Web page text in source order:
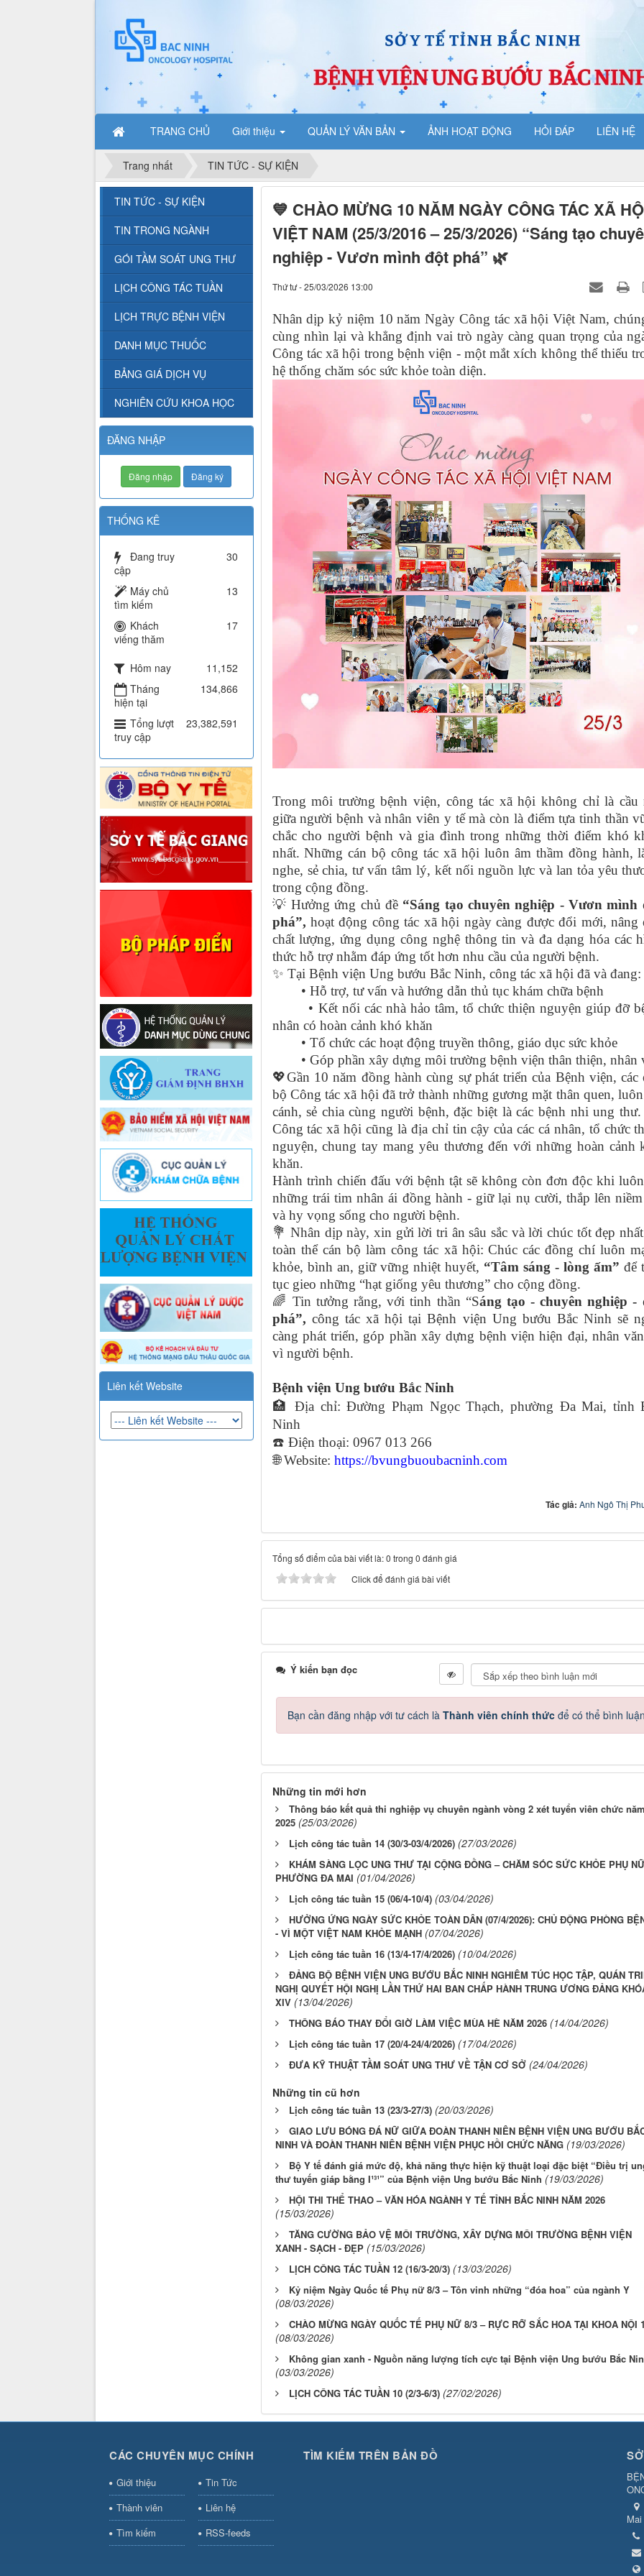
TRANG CHỦ Giới thiệu QUẢN LÝ VĂN BẢN ẢNH HOẠT ĐỘNG HỎI ĐÁP LIÊN HỆ
Trang nhất TIN TỨC - SỰ KIỆN
💙 CHÀO MỪNG 10 NĂM NGÀY CÔNG TÁC XÃ
VIỆT NAM (25/3/2016 – 25/3/2026) “Sáng tạo
nghiệp - Vươn mình đột phá” 🌿
Thứ tư - 25/03/2026 13:00
Nhân dịp kỷ niệm 10 năm Ngày Công tác xã hội Việt Nam,
cùng nhìn lại và khẳng định vai trò ngày càng quan trọng của
Công tác xã hội trong bệnh viện -một mắt xích không thể thiếu
hệ thống chăm sóc sức khỏe toàn diện.
Trong môi trường bệnh viện, công tác xã hội không chỉ là cầu
giữa người bệnh và nhân viên y tế mà còn là điểm tựa tinh thần
chắc cho người bệnh và gia đình trong những thời điểm khó
nhất. Những cán bộ công tác xã hội luôn âm thầm đồng hành,
nghe, sẻ chia, tư vấn tâm lý, kết nối nguồn lực và lan tỏa yêu
trong cộng đồng.
💡 Hưởng ứng chủ đề “Sáng tạo chuyên nghiệp - Vươn mình
phá”, hoạt động công tác xã hội ngày càng được đổi mới, nâng
chất lượng, ứng dụng công nghệ thông tin và đa dạng hóa các
thức hỗ trợ nhằm đáp ứng tốt hơn nhu cầu của người bệnh.
✨ Tại Bệnh viện Ung bướu Bắc Ninh, công tác xã hội đã và đang:
• Hỗ trợ, tư vấn và hướng dẫn thủ tục khám chữa bệnh
• Kết nối các nhà hảo tâm, tổ chức thiện nguyện giúp đỡ
nhân có hoàn cảnh khó khăn
• Tổ chức các hoạt động truyền thông, giáo dục sức khỏe
• Góp phần xây dựng môi trường bệnh viện thân thiện, nhân
💖Gần 10 năm đồng hành cùng sự phát triển của Bệnh viện, các
bộ Công tác xã hội đã trở thành những gương mặt thân quen, luôn
cánh, sẻ chia cùng người bệnh, đặc biệt là các bệnh nhi ung
Công tác xã hội cũng là địa chỉ tin cậy của các cá nhân, tổ chức
nguyện, chung tay mang yêu thương đến với những hoàn cảnh
khăn.
Hành trình chiến đấu với bệnh tật sẽ không còn đơn độc khi
những trái tim nhân ái đồng hành -giữ lại nụ cười, thắp lên
và hy vọng sống cho người bệnh.
💐 Nhân dịp này, xin gửi lời tri ân sâu sắc và lời chúc tốt đẹp
toàn thể cán bộ làm công tác xã hội: Chúc các đồng chí luôn
khỏe, bình an, giữ vững nhiệt huyết, “Tâm sáng- lòng ấm” để
tục gieo những “hạt giống yêu thương” cho cộng đồng.
🌈 Tin tưởng rằng, với tinh thần “Sáng tạo -chuyên nghiệp-
phá”, công tác xã hội tại Bệnh viện Ung bướu Bắc Ninh sẽ
càng phát triển, góp phần xây dựng bệnh viện hiện đại, nhân
vì người bệnh.
Bệnh viện Ung bướu Bắc Ninh
🏥
Địa chỉ: Đường Phạm Ngọc Thạch, phường Đa Mai, tỉnh
Ninh
☎️ Điện thoại: 0967 013 266
🌐Website: https://bvungbuoubacninh.com
Tác giả:Anh Ngô Thị
Tổng số điểm của bài viết là: 0 trong 0 đánh giá
Click để đánh giá bài viết
Ý kiến bạn đọc
Bạn cần đăng nhập với tư cách là Thành viên chính thứcđể có thể bình luận
Những tin mới hơn
Thông báo kết quả thi nghiệp vụ chuyên ngành vòng 2 xét tuyển viên chức năm
2025 (25/03/2026)
Lịch công tác tuần 14 (30/3-03/4/2026) (27/03/2026)
KHÁM SÀNG LỌC UNG THƯ TẠI CỘNG ĐỒNG – CHĂM SÓC SỨC KHỎE PHỤ
PHƯỜNG ĐA MAI (01/04/2026)
Lịch công tác tuần 15 (06/4-10/4) (03/04/2026)
HƯỞNG ỨNG NGÀY SỨC KHỎE TOÀN DÂN (07/4/2026): CHỦ ĐỘNG PHÒNG
- VÌ MỘT VIỆT NAM KHỎE MẠNH (07/04/2026)
Lịch công tác tuần 16 (13/4-17/4/2026) (10/04/2026)
ĐẢNG BỘ BỆNH VIỆN UNG BƯỚU BẮC NINH NGHIÊM TÚC HỌC TẬP, QUÁN
NGHỊ QUYẾT HỘI NGHỊ LẦN THỨ HAI BAN CHẤP HÀNH TRUNG ƯƠNG ĐẢNG
XIV (13/04/2026)
THÔNG BÁO THAY ĐỔI GIỜ LÀM VIỆC MÙA HÈ NĂM 2026 (14/04/2026)
Lịch công tác tuần 17 (20/4-24/4/2026) (17/04/2026)
ĐƯA KỸ THUẬT TẦM SOÁT UNG THƯ VỀ TẬN CƠ SỞ (24/04/2026)
Những tin cũ hơn
Lịch công tác tuần 13 (23/3-27/3) (20/03/2026)
GIAO LƯU BÓNG ĐÁ NỮ GIỮA ĐOÀN THANH NIÊN BỆNH VIỆN UNG BƯỚU
NINH VÀ ĐOÀN THANH NIÊN BỆNH VIỆN PHỤC HỒI CHỨC NĂNG (19/03/2026)
Bộ Y tế đánh giá mức độ, khả năng thực hiện kỹ thuật loại đặc biệt “Điều trị
thư tuyến giáp bằng I¹³¹” của Bệnh viện Ung bướu Bắc Ninh (19/03/2026)
HỘI THI THỂ THAO – VĂN HÓA NGÀNH Y TẾ TỈNH BẮC NINH NĂM 2026
(15/03/2026)
TĂNG CƯỜNG BẢO VỆ MÔI TRƯỜNG, XÂY DỰNG MÔI TRƯỜNG BỆNH VIỆN
XANH - SẠCH - ĐẸP (15/03/2026)
LỊCH CÔNG TÁC TUẦN 12 (16/3-20/3) (13/03/2026)
Kỷ niệm Ngày Quốc tế Phụ nữ 8/3 – Tôn vinh những “đóa hoa” của ngành Y
(08/03/2026)
CHÀO MỪNG NGÀY QUỐC TẾ PHỤ NỮ 8/3 – RỰC RỠ SẮC HOA TẠI KHOA NỘI 1
(08/03/2026)
Không gian xanh - Nguồn năng lượng tích cực tại Bệnh viện Ung bướu Bắc
(03/03/2026)
LỊCH CÔNG TÁC TUẦN 10 (2/3-6/3) (27/02/2026)
TIN TỨC - SỰ KIỆN
TIN TRONG NGÀNH
GÓI TẦM SOÁT UNG THƯ
LỊCH CÔNG TÁC TUẦN
LỊCH TRỰC BỆNH VIỆN
DANH MỤC THUỐC
BẢNG GIÁ DỊCH VỤ
NGHIÊN CỨU KHOA HỌC
ĐĂNG NHẬP
Đăng nhập Đăng ký
THỐNG KÊ
Đang truy
cập
30
Máy chủ
tìm kiếm
13
Khách
viếng thăm
17
Hôm nay
11,152
Tháng
hiện tại
134,866
Tổng lượt
truy cập
23,382,591
Liên kết Website
CÁC CHUYÊN MỤC CHÍNH
Giới thiệu
Tin Tức
Thành viên
Liên hệ
Tìm kiếm
RSS-feeds
TÌM KIẾM TRÊN BẢN ĐỒ